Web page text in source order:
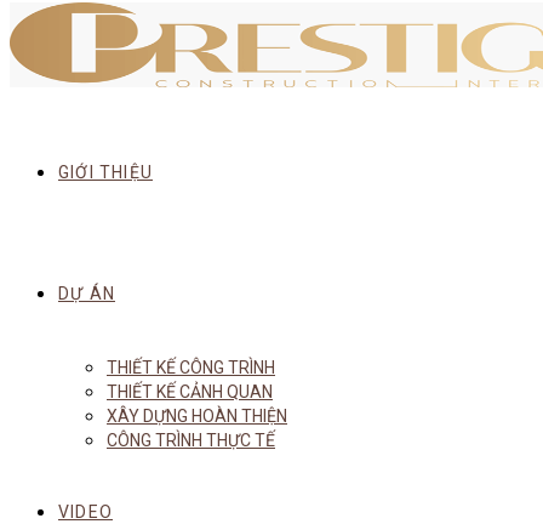
GIỚI THIỆU
DỰ ÁN
THIẾT KẾ CÔNG TRÌNH
THIẾT KẾ CẢNH QUAN
XÂY DỰNG HOÀN THIỆN
CÔNG TRÌNH THỰC TẾ
VIDEO